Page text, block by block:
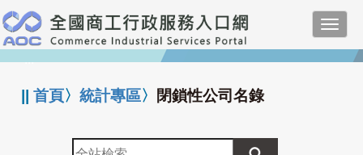
跳
到
主
要
:::
||首頁〉統計專區〉 閉鎖性公司名錄
全